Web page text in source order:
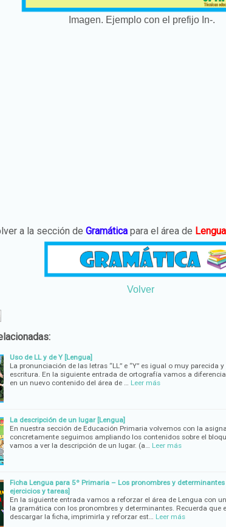
Imagen. Ejemplo con el prefijo In-.
a la sección de Gramática para el área de Lengua
Volver
Uso de LL y de Y [Lengua]
La pronunciación de las letras “LL” e “Y” es igual o muy parecida
escritura. En la siguiente entrada de ortografía vamos a
en un nuevo contenido del área de …
Leer más
La descripción de un lugar [Lengua]
En nuestra sección de Educación Primaria volvemos con la
concretamente seguimos ampliando los contenidos sobre el
vamos a ver la descripción de un lugar. (a…
Leer más
Ficha Lengua para 5º Primaria – Los pronombres y
ejercicios y tareas]
En la siguiente entrada vamos a reforzar el área de Lengua con
la gramática con los pronombres y determinantes. Recuerda que
descargar la ficha, imprimirla y reforzar est…
Leer más